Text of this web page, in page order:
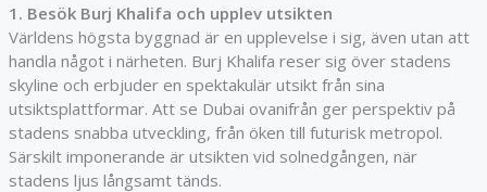
1. Besök Burj Khalifa och upplev utsikten
Världens högsta byggnad är en upplevelse i sig, även utan att
handla något i närheten. Burj Khalifa reser sig över stadens
skyline och erbjuder en spektakulär utsikt från sina
utsiktsplattformar. Att se Dubai ovanifrån ger perspektiv på
stadens snabba utveckling, från öken till futurisk metropol.
Särskilt imponerande är utsikten vid solnedgången, när
stadens ljus långsamt tänds.